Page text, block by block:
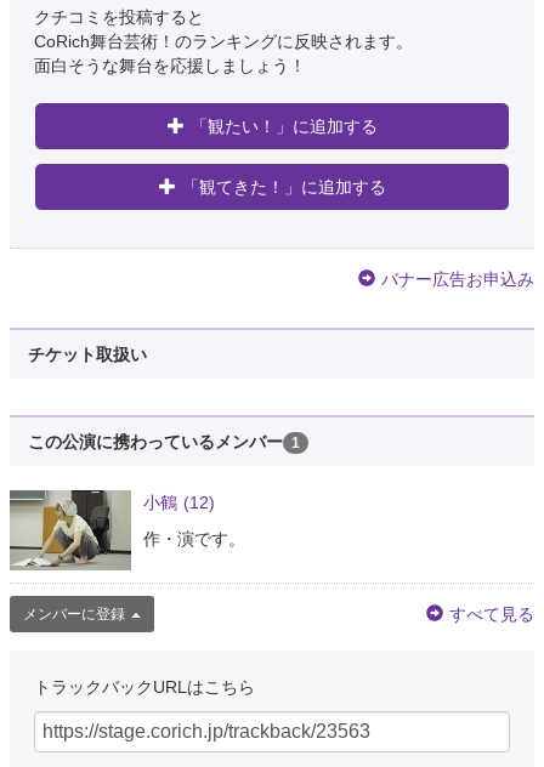
クチコミを投稿すると
CoRich舞台芸術！のランキングに反映されます。
面白そうな舞台を応援しましょう！
「観たい！」に追加する
「観てきた！」に追加する
バナー広告お申込み
チケット取扱い
この公演に携わっているメンバー 1
小鶴 (12)
作・演です。
メンバーに登録 すべて見る
トラックバックURLはこちら